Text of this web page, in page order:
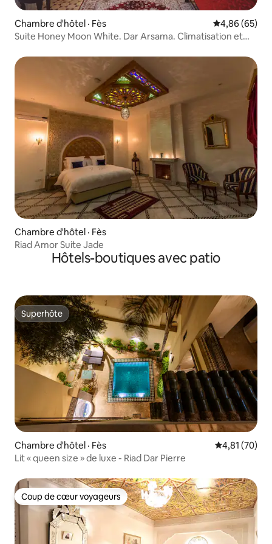
Chambre d'hôtel · Fès Note
4,86 (65)
Suite Honey Moon White. Dar Arsama. Climatisation et
Chambre d'hôtel · Fès
Riad Amor Suite Jade
Hôtels-boutiques avec patio
Superhôte
Superhôte
Chambre d'hôtel · Fès Note
4,81 (70)
Lit « queen size » de luxe - Riad Dar Pierre
Coup de cœur voyageurs
Coup de cœur voyageurs